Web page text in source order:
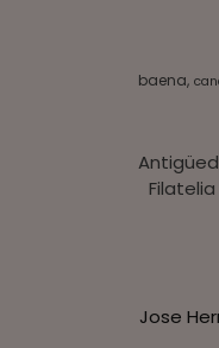
baena
Jose